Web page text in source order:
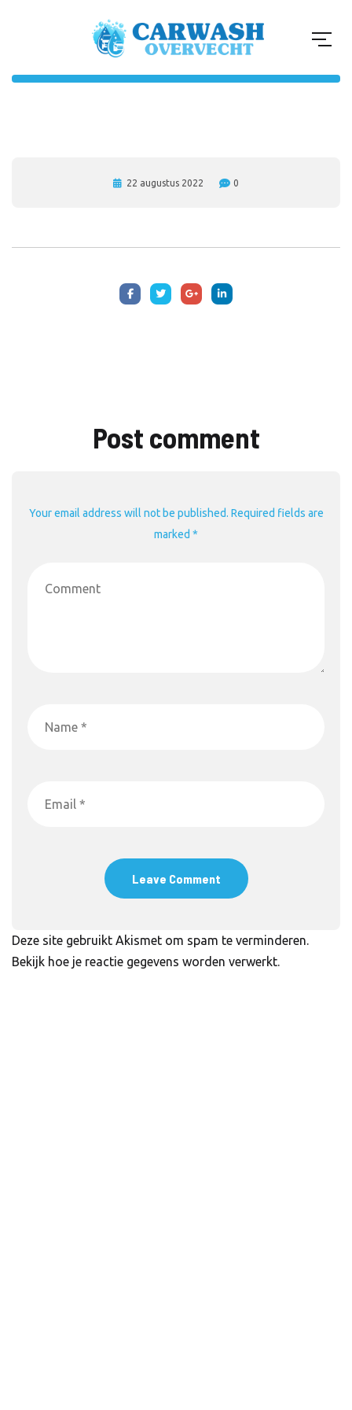
22 augustus 2022 0
Post comment
Your email address will not be published. Required fields are
marked *
Deze site gebruikt Akismet om spam te verminderen.
Bekijk hoe je reactie gegevens worden verwerkt.